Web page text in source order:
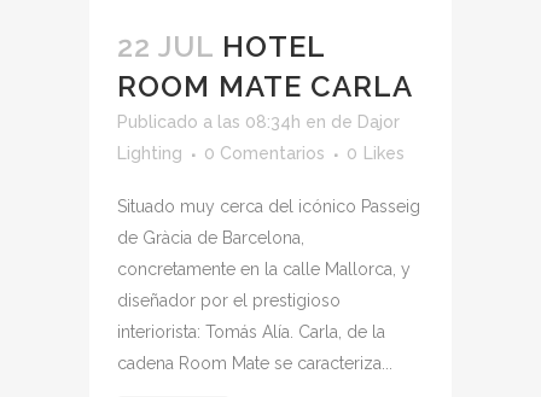
22 JUL HOTEL
ROOM MATE CARLA
Publicado a las 08:34h en de Dajor
Lighting
0 Comentarios 0 Likes
Situado muy cerca del icónico Passeig
de Gràcia de Barcelona,
concretamente en la calle Mallorca, y
diseñador por el prestigioso
interiorista: Tomás Alía. Carla, de la
cadena Room Mate se caracteriza...